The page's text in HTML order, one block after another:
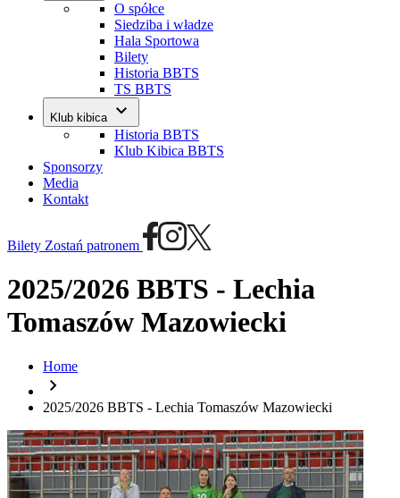
O spółce
Siedziba i władze
Hala Sportowa
Bilety
Historia BBTS
TS BBTS
Klub kibica keyboard_arrow_down
Historia BBTS
Klub Kibica BBTS
Sponsorzy
Media
Kontakt
Bilety Zostań patronem
2025/2026 BBTS - Lechia
Tomaszów Mazowiecki
Home
chevron_right
2025/2026 BBTS - Lechia Tomaszów Mazowiecki